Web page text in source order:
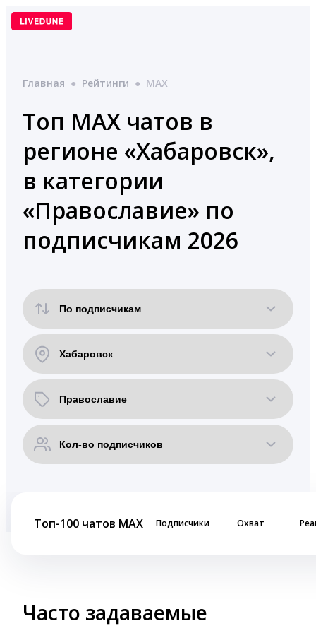
Перейти
Главная ● Рейтинги ● MAX
Топ MAX чатов в
регионе «Хабаровск»,
в категории
«Православие» по
подписчикам 2026
Топ-100 чатов MAX Подписчики Охват
Часто задаваемые